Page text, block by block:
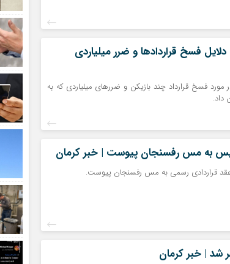
فسخ قراردادها و ضرر میلیاردی
فسخ قرارداد چند بازیکن و ضررهای میلیاردی که به
داد.
به مس رفسنجان پیوست | خبر کرمان
قراردادی رسمی به مس رفسنجان پیوست.
شد | خبر کرمان